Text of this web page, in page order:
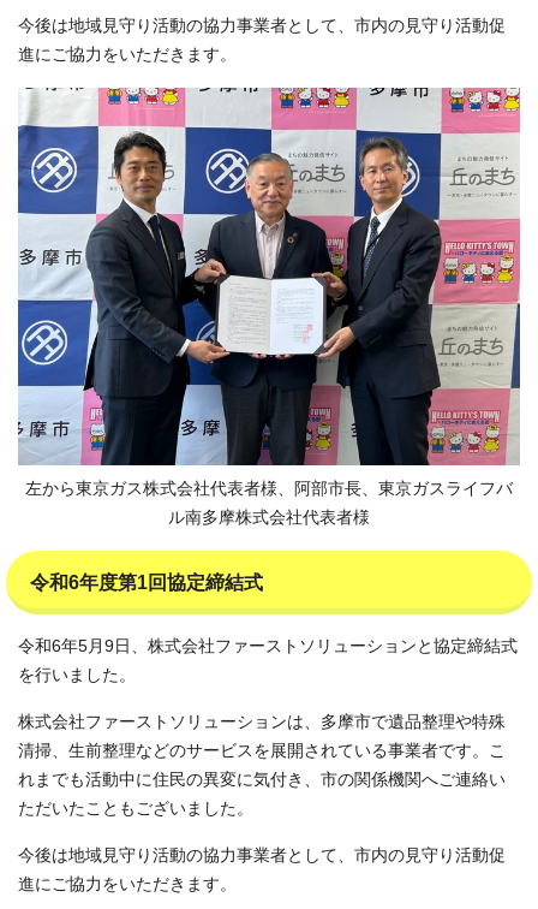
今後は地域見守り活動の協力事業者として、市内の見守り活動促
進にご協力をいただきます。
左から東京ガス株式会社代表者様、阿部市長、東京ガスライフバ
ル南多摩株式会社代表者様
令和6年度第1回協定締結式
令和6年5月9日、株式会社ファーストソリューションと協定締結式
を行いました。
株式会社ファーストソリューションは、多摩市で遺品整理や特殊
清掃、生前整理などのサービスを展開されている事業者です。こ
れまでも活動中に住民の異変に気付き、市の関係機関へご連絡い
ただいたこともございました。
今後は地域見守り活動の協力事業者として、市内の見守り活動促
進にご協力をいただきます。